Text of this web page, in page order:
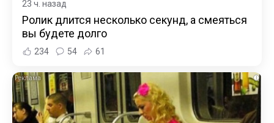
23 ч. назад
Ролик длится несколько секунд, а смеяться
вы будете долго
234 54 61
i